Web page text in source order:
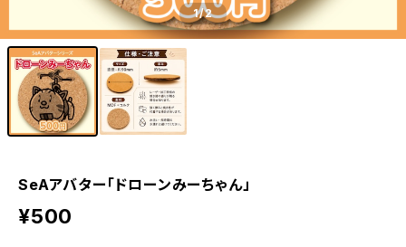
1/2
SeAアバター「ドローンみーちゃん」
¥500